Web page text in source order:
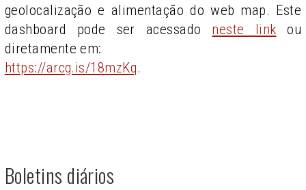
geolocalização e alimentação do web map. Este
dashboard pode ser acessado neste link ou
diretamente em:
https://arcg.is/18mzKq.
Boletins diários